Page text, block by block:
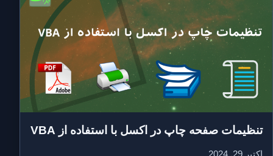
تنظیمات صفحه چاپ در اکسل با استفاده از VBA